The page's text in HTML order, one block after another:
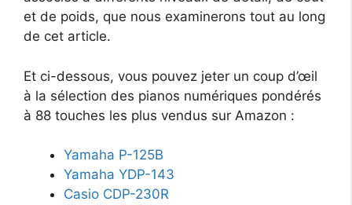
et de poids, que nous examinerons tout au long
de cet article.
Et ci-dessous, vous pouvez jeter un coup d’œil
à la sélection des pianos numériques pondérés
à 88 touches les plus vendus sur Amazon :
Yamaha P-125B
Yamaha YDP-143
Casio CDP-230R